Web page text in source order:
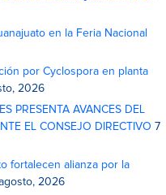
en la Feria Nacional
por Cyclospora en planta
2026
PRESENTA AVANCES DEL
EL CONSEJO DIRECTIVO 7
fortalecen alianza por la
2026